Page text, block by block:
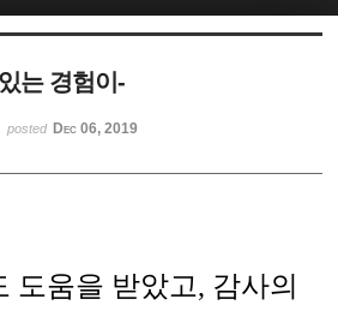
는 경험이-
posted Dec 06, 2019
도움을 받았고, 감사의
케치북5
스케치북5